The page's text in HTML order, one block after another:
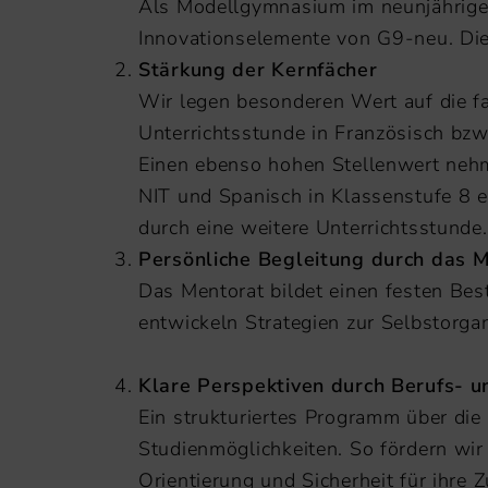
Als Modellgymnasium im
Innovationselemente von G9-neu.
Stärkung der Kernfächer
Wir legen besonderen Wert auf die
Unterrichtsstunde in Französisch
Einen ebenso hohen Stellenwert
NIT und Spanisch in Klassenstufe 8
durch eine weitere Unterrichtsstunde.
Persönliche Begleitung durch das
Das Mentorat bildet einen festen
entwickeln Strategien zur
Klare Perspektiven durch Berufs-
Ein strukturiertes Programm über
Studienmöglichkeiten. So fördern
Orientierung und